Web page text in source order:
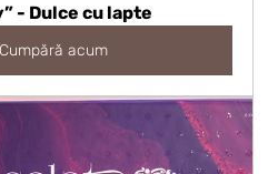
- Dulce cu lapte
Cumpără acum